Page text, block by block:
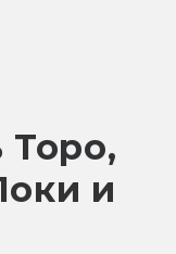
Торо,
и